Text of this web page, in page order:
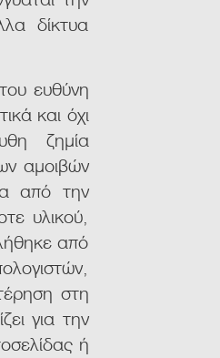
δίκτυα
ευθύνη
και όχι
ζημία
αμοιβών
από την
υλικού,
από
στη
για την
ή